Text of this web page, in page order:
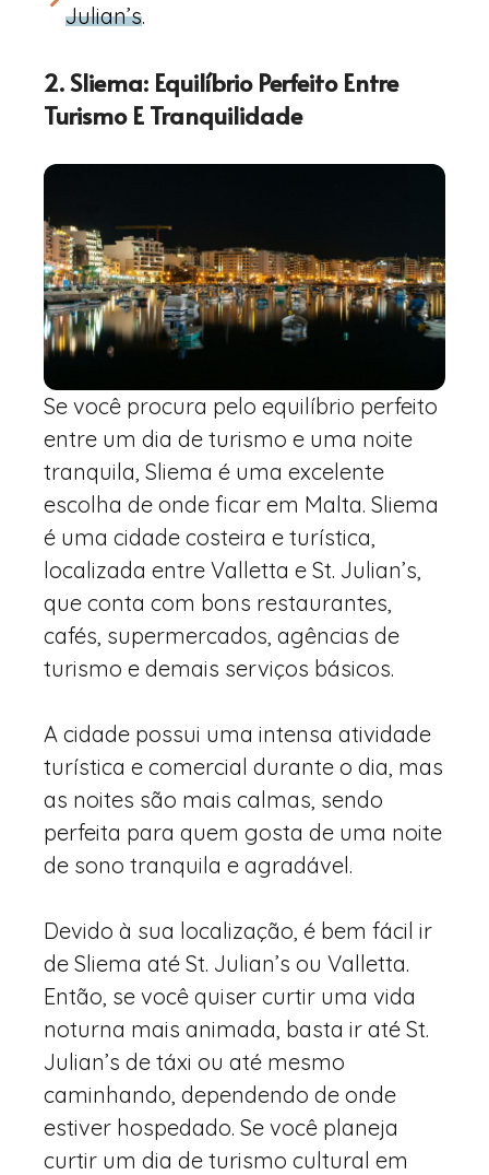
Julian’s.
2. Sliema: Equilíbrio Perfeito Entre
Turismo E Tranquilidade
Se você procura pelo equilíbrio perfeito
entre um dia de turismo e uma noite
tranquila, Sliema é uma excelente
escolha de onde ficar em Malta. Sliema
é uma cidade costeira e turística,
localizada entre Valletta e St. Julian’s,
que conta com bons restaurantes,
cafés, supermercados, agências de
turismo e demais serviços básicos.
A cidade possui uma intensa atividade
turística e comercial durante o dia, mas
as noites são mais calmas, sendo
perfeita para quem gosta de uma noite
de sono tranquila e agradável.
Devido à sua localização, é bem fácil ir
de Sliema até St. Julian’s ou Valletta.
Então, se você quiser curtir uma vida
noturna mais animada, basta ir até St.
Julian’s de táxi ou até mesmo
caminhando, dependendo de onde
estiver hospedado. Se você planeja
curtir um dia de turismo cultural em